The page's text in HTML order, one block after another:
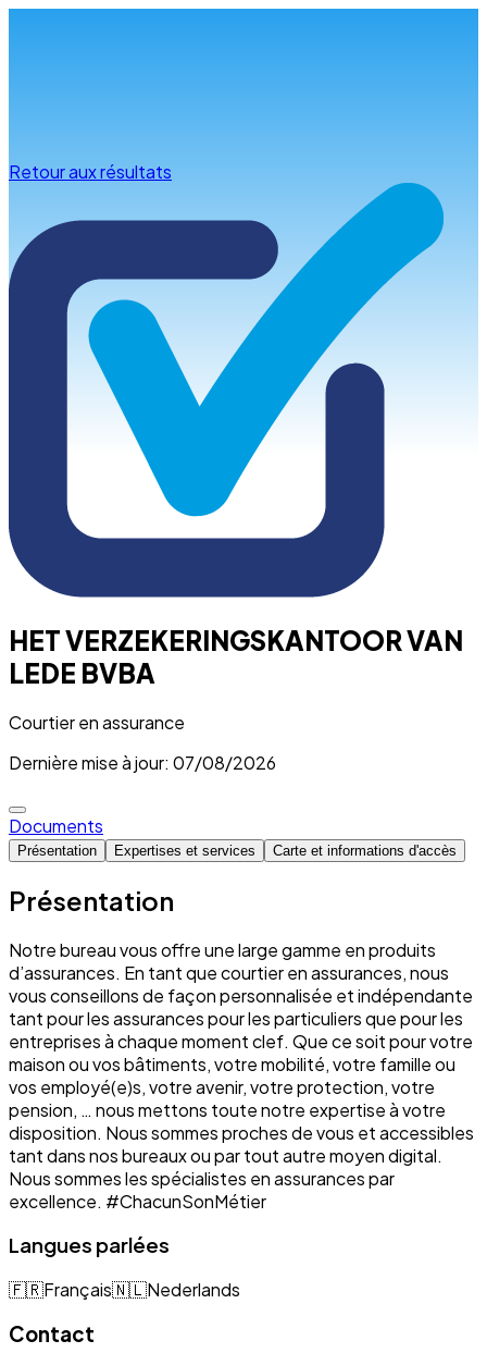
Retour aux résultats
HET VERZEKERINGSKANTOOR VAN
LEDE BVBA
Courtier en assurance
Dernière mise à jour: 07/08/2026
Documents
Présentation Expertises et services Carte et informations d'accès
Présentation
Notre bureau vous offre une large gamme en produits
d’assurances. En tant que courtier en assurances, nous
vous conseillons de façon personnalisée et indépendante
tant pour les assurances pour les particuliers que pour les
entreprises à chaque moment clef. Que ce soit pour votre
maison ou vos bâtiments, votre mobilité, votre famille ou
vos employé(e)s, votre avenir, votre protection, votre
pension, … nous mettons toute notre expertise à votre
disposition. Nous sommes proches de vous et accessibles
tant dans nos bureaux ou par tout autre moyen digital.
Nous sommes les spécialistes en assurances par
excellence. #ChacunSonMétier
Langues parlées
🇫🇷Français🇳🇱Nederlands
Contact